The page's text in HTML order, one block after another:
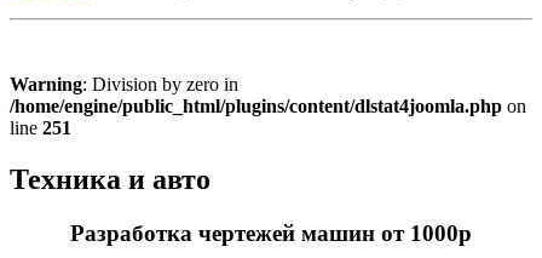
Warning: Division by zero in
/home/engine/public_html/plugins/content/dlstat4joomla.php on
line 251
Техника и авто
Разработка чертежей машин от 1000р